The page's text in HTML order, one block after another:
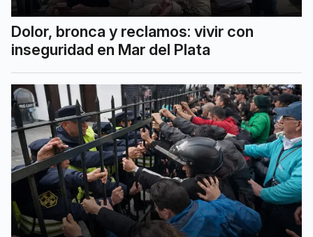
Dolor, bronca y reclamos: vivir con
inseguridad en Mar del Plata